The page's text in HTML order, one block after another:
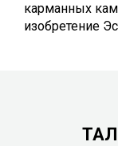
карманных
изобретение